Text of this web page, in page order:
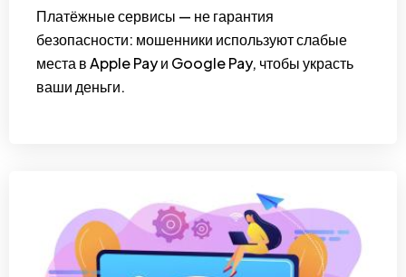
Платёжные сервисы — не гарантия
безопасности: мошенники используют слабые
места в Apple Pay и Google Pay, чтобы украсть
ваши деньги.